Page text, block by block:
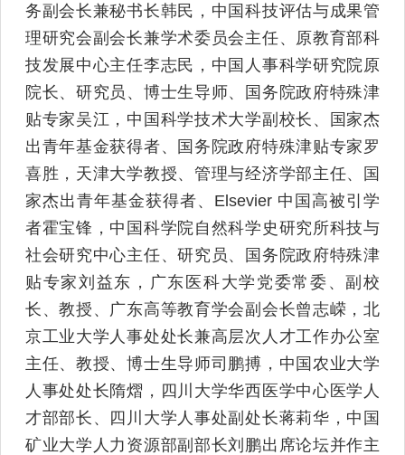
务副会长兼秘书长韩民，中国科技评估与成果管
理研究会副会长兼学术委员会主任、原教育部科
技发展中心主任李志民，中国人事科学研究院原
院长、研究员、博士生导师、国务院政府特殊津
贴专家吴江，中国科学技术大学副校长、国家杰
出青年基金获得者、国务院政府特殊津贴专家罗
喜胜，天津大学教授、管理与经济学部主任、国
家杰出青年基金获得者、Elsevier 中国高被引学
者霍宝锋，中国科学院自然科学史研究所科技与
社会研究中心主任、研究员、国务院政府特殊津
贴专家刘益东，广东医科大学党委常委、副校
长、教授、广东高等教育学会副会长曾志嵘，北
京工业大学人事处处长兼高层次人才工作办公室
主任、教授、博士生导师司鹏搏，中国农业大学
人事处处长隋熠，四川大学华西医学中心医学人
才部部长、四川大学人事处副处长蒋莉华，中国
矿业大学人力资源部副部长刘鹏出席论坛并作主